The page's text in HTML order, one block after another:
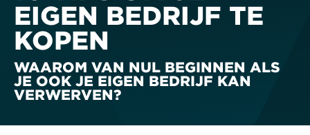
EIGEN BEDRIJF TE
KOPEN
WAAROM VAN NUL BEGINNEN ALS
JE OOK JE EIGEN BEDRIJF KAN
VERWERVEN?